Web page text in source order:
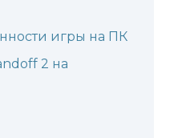
игры на ПК
2 на